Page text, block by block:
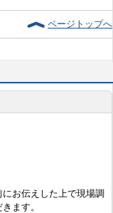
ページトップへ
お伝えした上で現場調
ます。